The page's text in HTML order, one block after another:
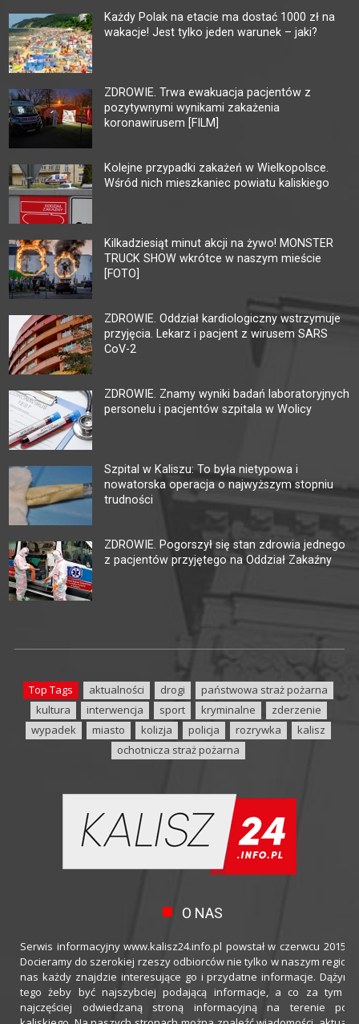
Każdy Polak na etacie ma dostać 1000 zł na
wakacje! Jest tylko jeden warunek – jaki?
ZDROWIE. Trwa ewakuacja pacjentów z
pozytywnymi wynikami zakażenia
koronawirusem [FILM]
Kolejne przypadki zakażeń w Wielkopolsce.
Wśród nich mieszkaniec powiatu kaliskiego
Kilkadziesiąt minut akcji na żywo! MONSTER
TRUCK SHOW wkrótce w naszym mieście
[FOTO]
ZDROWIE. Oddział kardiologiczny wstrzymuje
przyjęcia. Lekarz i pacjent z wirusem SARS
CoV-2
ZDROWIE. Znamy wyniki badań laboratoryjnych
personelu i pacjentów szpitala w Wolicy
Szpital w Kaliszu: To była nietypowa i
nowatorska operacja o najwyższym stopniu
trudności
ZDROWIE. Pogorszył się stan zdrowia jednego
z pacjentów przyjętego na Oddział Zakaźny
Top Tags aktualności drogi
państwowa straż pożarna
kultura
interwencja sport kryminalne
zderzenie
wypadek
miasto kolizja policja rozrywka
kalisz
ochotnicza straż pożarna
O NAS
Serwis informacyjny www.kalisz24.info.pl powstał w czerwcu 2015
Docieramy do szerokiej rzeszy odbiorców nie tylko w naszym
nas każdy znajdzie interesujące go i przydatne informacje.
tego żeby być najszybciej podającą informacje, a co za tym
najczęściej odwiedzaną stroną informacyjną na terenie